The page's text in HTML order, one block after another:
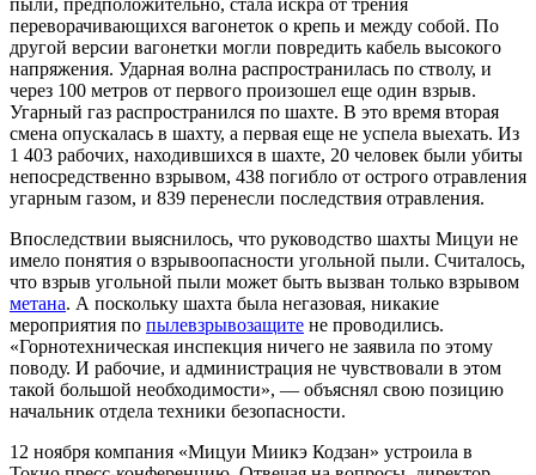
переворачивающихся вагонеток о крепь и между собой. По
другой версии вагонетки могли повредить кабель высокого
напряжения. Ударная волна распространилась по стволу, и
через 100 метров от первого произошел еще один взрыв.
Угарный газ распространился по шахте. В это время вторая
смена опускалась в шахту, а первая еще не успела выехать. Из
1 403 рабочих, находившихся в шахте, 20 человек были убиты
непосредственно взрывом, 438 погибло от острого отравления
угарным газом, и 839 перенесли последствия отравления.
Впоследствии выяснилось, что руководство шахты Мицуи не
имело понятия о взрывоопасности угольной пыли. Считалось,
что взрыв угольной пыли может быть вызван только взрывом
метана. А поскольку шахта была негазовая, никакие
мероприятия по пылевзрывозащите не проводились.
«Горнотехническая инспекция ничего не заявила по этому
поводу. И рабочие, и администрация не чувствовали в этом
такой большой необходимости», — объяснял свою позицию
начальник отдела техники безопасности.
12 ноября компания «Мицуи Миикэ Кодзан» устроила в